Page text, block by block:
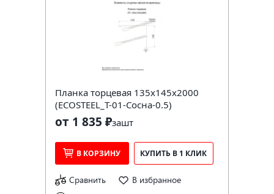
Планка торцевая 135х145х2000
(ECOSTEEL_T-01-Сосна-0.5)
от 1 835 ₽зашт
В КОРЗИНУ КУПИТЬ В 1 КЛИК
Сравнить В избранное